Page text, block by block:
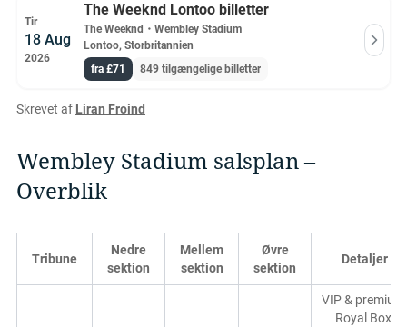
Tir
18 Aug
2026
The Weeknd Lontoo billetter
The Weeknd ・ Wembley Stadium
Lontoo, Storbritannien
fra £71
849 tilgængelige billetter
Skrevet af Liran Froind
Wembley Stadium salsplan –
Overblik
Tribune
Nedre
sektion
Mellem
sektion
Øvre
sektion
Detaljer
VIP & premium,
Royal Box,